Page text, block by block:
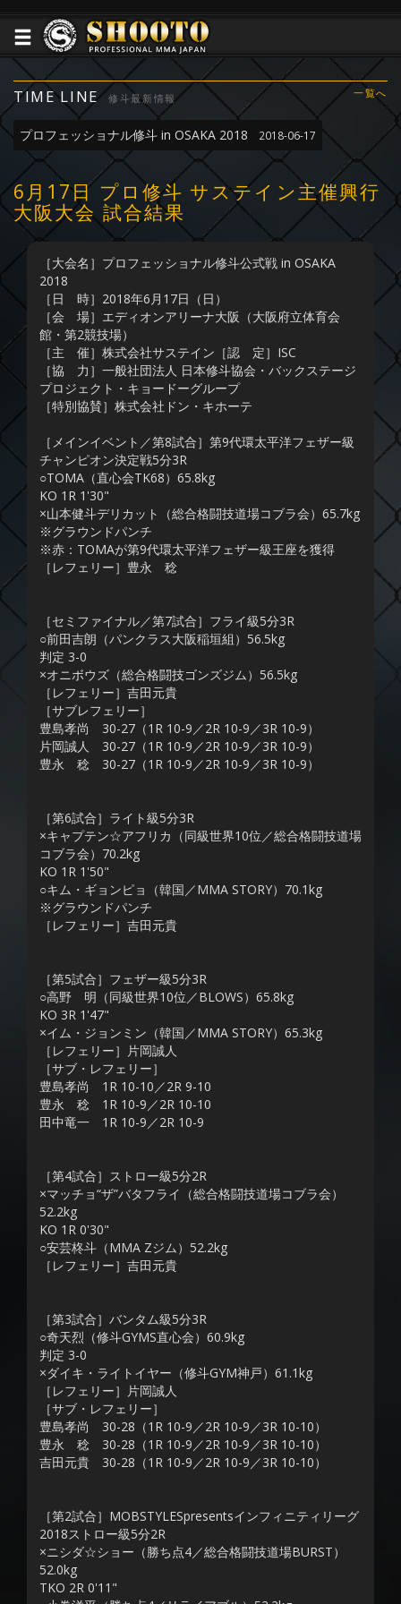
TIME LINE 修斗最新情報 一覧へ
プロフェッショナル修斗 in OSAKA 2018 2018-06-17
6月17日 プロ修斗 サステイン主催興行
大阪大会 試合結果
［大会名］プロフェッショナル修斗公式戦 in OSAKA
2018
［日 時］2018年6月17日（日）
［会 場］エディオンアリーナ大阪（大阪府立体育会
館・第2競技場）
［主 催］株式会社サステイン［認 定］ISC
［協 力］一般社団法人 日本修斗協会・バックステージ
プロジェクト・キョードーグループ
［特別協賛］株式会社ドン・キホーテ
［メインイベント／第8試合］第9代環太平洋フェザー級
チャンピオン決定戦5分3R
○TOMA（直心会TK68）65.8kg
KO 1R 1'30"
×山本健斗デリカット（総合格闘技道場コブラ会）65.7kg
※グラウンドパンチ
※赤：TOMAが第9代環太平洋フェザー級王座を獲得
［レフェリー］豊永 稔
［セミファイナル／第7試合］フライ級5分3R
○前田吉朗（パンクラス大阪稲垣組）56.5kg
判定 3-0
×オニボウズ（総合格闘技ゴンズジム）56.5kg
［レフェリー］吉田元貴
［サブレフェリー］
豊島孝尚 30-27（1R 10-9／2R 10-9／3R 10-9）
片岡誠人 30-27（1R 10-9／2R 10-9／3R 10-9）
豊永 稔 30-27（1R 10-9／2R 10-9／3R 10-9）
［第6試合］ライト級5分3R
×キャプテン☆アフリカ（同級世界10位／総合格闘技道場
コブラ会）70.2kg
KO 1R 1'50"
○キム・ギョンピョ（韓国／MMA STORY）70.1kg
※グラウンドパンチ
［レフェリー］吉田元貴
［第5試合］フェザー級5分3R
○高野 明（同級世界10位／BLOWS）65.8kg
KO 3R 1'47"
×イム・ジョンミン（韓国／MMA STORY）65.3kg
［レフェリー］片岡誠人
［サブ・レフェリー］
豊島孝尚 1R 10-10／2R 9-10
豊永 稔 1R 10-9／2R 10-10
田中竜一 1R 10-9／2R 10-9
［第4試合］ストロー級5分2R
×マッチョ“ザ”バタフライ（総合格闘技道場コブラ会）
52.2kg
KO 1R 0'30"
○安芸柊斗（MMA Zジム）52.2kg
［レフェリー］吉田元貴
［第3試合］バンタム級5分3R
○奇天烈（修斗GYMS直心会）60.9kg
判定 3-0
×ダイキ・ライトイヤー（修斗GYM神戸）61.1kg
［レフェリー］片岡誠人
［サブ・レフェリー］
豊島孝尚 30-28（1R 10-9／2R 10-9／3R 10-10）
豊永 稔 30-28（1R 10-9／2R 10-9／3R 10-10）
吉田元貴 30-28（1R 10-9／2R 10-9／3R 10-10）
［第2試合］MOBSTYLESpresentsインフィニティリーグ
2018ストロー級5分2R
×ニシダ☆ショー（勝ち点4／総合格闘技道場BURST）
52.0kg
TKO 2R 0'11"